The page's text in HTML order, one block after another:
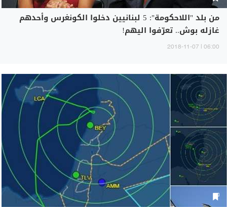
من بلد "اللاحكومة": 5 لبنانيين دخلوا الكونغرس وأحدهم
غازله بوش.. تعرّفوا اليهم!
06:00 | 2018-11-07